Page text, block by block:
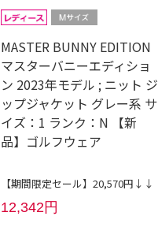
MASTER BUNNY EDITION
マスターバニーエディショ
ン 2023年モデル ; ニット ジ
ップジャケット グレー系 サ
イズ：1 ランク：N 【新
品】ゴルフウェア
【期間限定セール】20,570円↓↓
12,342円